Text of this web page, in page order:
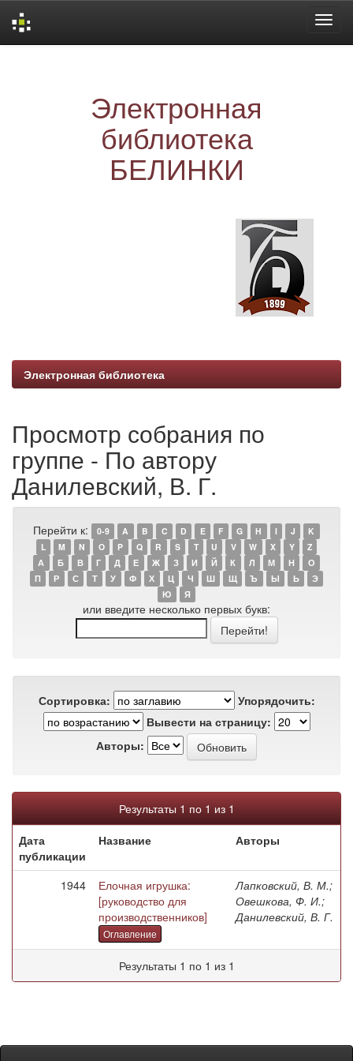
Электронная
библиотека
БЕЛИНКИ
Электронная библиотека
Просмотр собрания по
группе - По автору
Данилевский, В. Г.
Перейти к: 0-9 A B C D E F G H I J
K
L
M N O P Q R S T U V W X Y
Z
А
Б В Г Д Е Ж З И Й К Л М Н
О
П
Р С Т У Ф Х Ц Ч Ш Щ Ъ Ы Ь
Э
Ю
Я
или введите несколько первых букв:
Сортировка:
Упорядочить:
Вывести на страницу:
Авторы:
Результаты 1 по 1 из 1
Дата
публикации
Название Авторы
1944
Елочная игрушка:
[руководство для
производственников]
Оглавление
Лапковский, В. М.;
Овешкова, Ф. И.;
Данилевский, В. Г.
Результаты 1 по 1 из 1